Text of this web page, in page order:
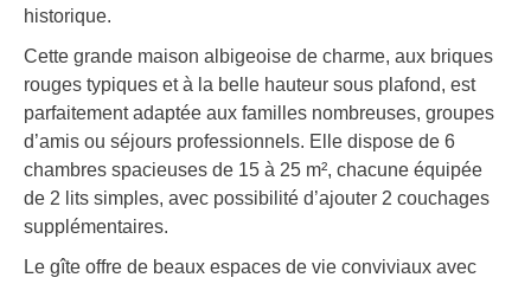
historique.
Cette grande maison albigeoise de charme, aux briques
rouges typiques et à la belle hauteur sous plafond, est
parfaitement adaptée aux familles nombreuses, groupes
d’amis ou séjours professionnels. Elle dispose de 6
chambres spacieuses de 15 à 25 m², chacune équipée
de 2 lits simples, avec possibilité d’ajouter 2 couchages
supplémentaires.
Le gîte offre de beaux espaces de vie conviviaux avec